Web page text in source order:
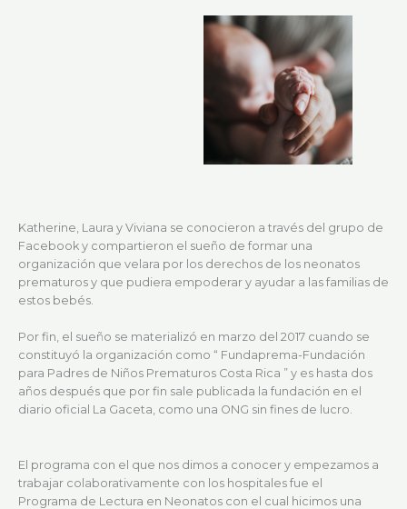
Katherine, Laura y Viviana se conocieron a través del grupo de
Facebook y compartieron el sueño de formar una
organización que velara por los derechos de los neonatos
prematuros y que pudiera empoderar y ayudar a las familias de
estos bebés.
Por fin, el sueño se materializó en marzo del 2017 cuando se
constituyó la organización como “ Fundaprema-Fundación
para Padres de Niños Prematuros Costa Rica ” y es hasta dos
años después que por fin sale publicada la fundación en el
diario oficial La Gaceta, como una ONG sin fines de lucro.
El programa con el que nos dimos a conocer y empezamos a
trabajar colaborativamente con los hospitales fue el
Programa de Lectura en Neonatos con el cual hicimos una